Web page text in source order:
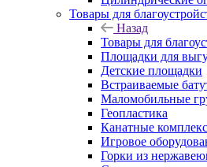
Товары для
Назад
Товары для
Площадки для
Детские площадки
Встраиваемые
Маломобильные
Геопластика
Канатные
Игровое
Горки из